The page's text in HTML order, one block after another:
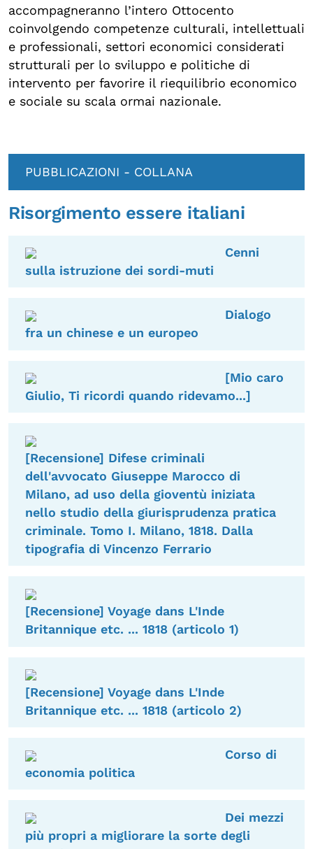
Progetti Nazionali
Progetti Internazionali
Pubblicazioni
Storie di Resistenza, ottant’anni dopo
Podcast
OLTRE LA SCUOLA
Programmi per le scuole
Classici del Pensiero Politico
Master e Executive Program
accompagneranno l’intero Ottocento
coinvolgendo competenze culturali, intellettuali
e professionali, settori economici considerati
strutturali per lo sviluppo e politiche di
intervento per favorire il riequilibrio economico
e sociale su scala ormai nazionale.
PUBBLICAZIONI - COLLANA
Risorgimento essere italiani
Cenni
sulla istruzione dei sordi-muti
Dialogo
fra un chinese e un europeo
[Mio caro
Giulio, Ti ricordi quando ridevamo...]
[Recensione] Difese criminali
dell'avvocato Giuseppe Marocco di
Milano, ad uso della gioventù iniziata
nello studio della giurisprudenza pratica
criminale. Tomo I. Milano, 1818. Dalla
tipografia di Vincenzo Ferrario
[Recensione] Voyage dans L'Inde
Britannique etc. ... 1818 (articolo 1)
[Recensione] Voyage dans L'Inde
Britannique etc. ... 1818 (articolo 2)
Corso di
economia politica
Dei mezzi
più propri a migliorare la sorte degli